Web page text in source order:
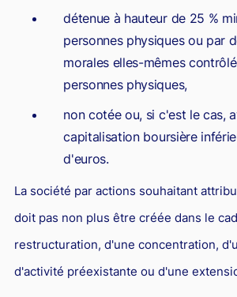
Droit de la concurrence
Responsabilité civile
Droit bancaire
Jurisprudences et actualités
Droit de la réparation et du dommage
Droit du sport
détenue à hauteur de 25 %
personnes physiques ou par
morales elles-mêmes
personnes physiques,
non cotée ou, si c'est le cas,
capitalisation boursière
d'euros.
La société par actions souhaitant
doit pas non plus être créée dans le
restructuration, d'une concentration,
d'activité préexistante ou d'une